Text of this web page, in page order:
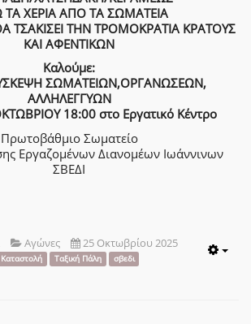
ΤΑ ΧΕΡΙΑ ΑΠΟ ΤΑ ΣΩΜΑΤΕΙΑ
ΤΣΑΚΙΣΕΙ ΤΗΝ ΤΡΟΜΟΚΡΑΤΙΑ ΚΡΑΤΟΥΣ
ΚΑΙ ΑΦΕΝΤΙΚΩΝ
Καλούμε:
ΣΩΜΑΤΕΙΩΝ,ΟΡΓΑΝΩΣΕΩΝ,
ΑΛΛΗΛΕΓΓΥΩΝ
18:00 στο Εργατικό Κέντρο
Πρωτοβάθμιο Σωματείο
Εργαζομένων Διανομέων Ιωάννινων
ΣΒΕΔΙ
Αγώνες 25 Οκτωβρίου 2025
Καταστολή Ταξική Πάλη σβεδι